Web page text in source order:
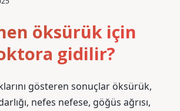
öksürük için
gidilir?
gösteren sonuçlar öksürük,
nefes nefese, göğüs ağrısı,